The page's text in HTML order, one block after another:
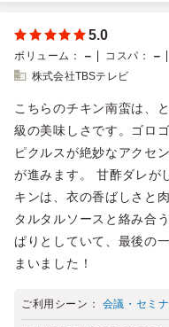
5.0
ボリューム ： － コスパ ： －
株式会社TBSテレビ
こちらのチキン南蛮は、
級の美味しさです。ゴロ
ピクルスが絶妙なアクセ
が進みます。 甘酢ダレが
キンは、衣の香ばしさと
タルタルソースと絡み合
ぱりとしていて、最後の
まいました！
ご利用シーン： 会議・セミ